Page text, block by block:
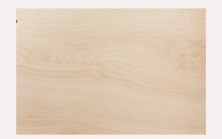
05 BRZOZA
ROSA 3